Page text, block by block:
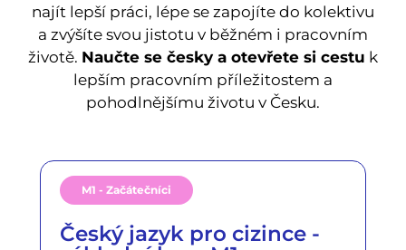
najít lepší práci, lépe se zapojíte do kolektivu
a zvýšíte svou jistotu v běžném i pracovním
životě. Naučte se česky a otevřete si cestu k
lepším pracovním příležitostem a
pohodlnějšímu životu v Česku.
M1 - Začátečníci
Český jazyk pro cizince -